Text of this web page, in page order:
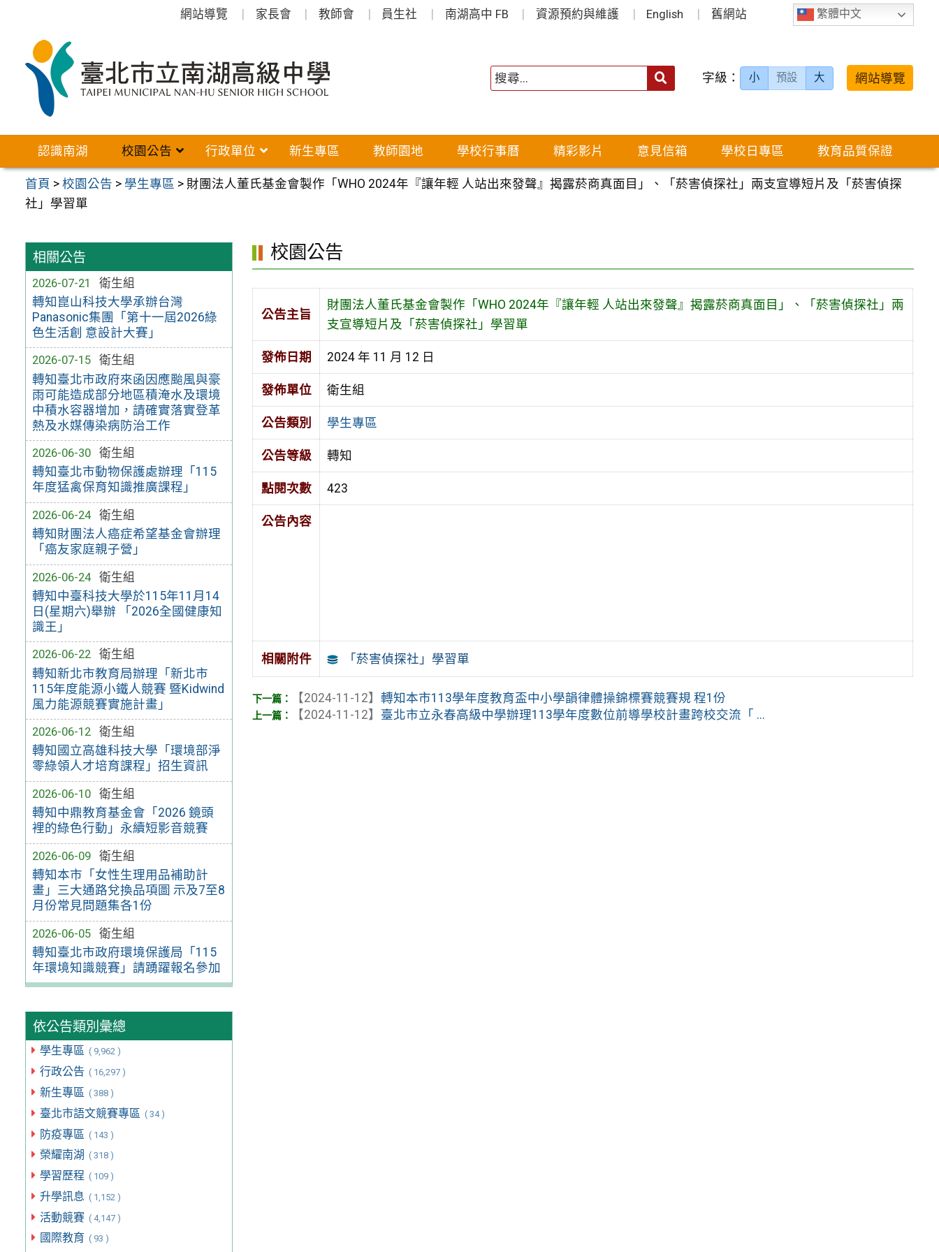
繁體中文
網站導覽 家長會 教師會 員生社 南湖高中 FB 資源預約與維護 English 舊網站
字級： 小 預設 大 網站導覽
認識南湖 校園公告 行政單位 新生專區 教師園地 學校行事曆 精彩影片 意見信箱 學校日專區 教育品質保證
首頁 >校園公告 > 學生專區 > 財團法人董氏基金會製作「WHO 2024年『讓年輕 人站出來發聲』揭露菸商真面目」、「菸害偵探社」兩支宣導短片及「菸害偵探
社」學習單
相關公告
2026-07-21
衛生組
轉知崑山科技大學承辦台灣
Panasonic集團「第十一屆2026綠
色生活創 意設計大賽」
2026-07-15
衛生組
轉知臺北市政府來函因應颱風與豪
雨可能造成部分地區積淹水及環境
中積水容器增加，請確實落實登革
熱及水媒傳染病防治工作
2026-06-30
衛生組
轉知臺北市動物保護處辦理「115
年度猛禽保育知識推廣課程」
2026-06-24
衛生組
轉知財團法人癌症希望基金會辦理
「癌友家庭親子營」
2026-06-24
衛生組
轉知中臺科技大學於115年11月14
日(星期六)舉辦 「2026全國健康知
識王」
2026-06-22
衛生組
轉知新北市教育局辦理「新北市
115年度能源小鐵人競賽 暨Kidwind
風力能源競賽實施計畫」
2026-06-12
衛生組
轉知國立高雄科技大學「環境部淨
零綠領人才培育課程」招生資訊
2026-06-10
衛生組
轉知中鼎教育基金會「2026 鏡頭
裡的綠色行動」永續短影音競賽
2026-06-09
衛生組
轉知本市「女性生理用品補助計
畫」三大通路兌換品項圖 示及7至8
月份常見問題集各1份
2026-06-05
衛生組
轉知臺北市政府環境保護局「115
年環境知識競賽」請踴躍報名參加
依公告類別彙總
學生專區 ( 9,962 )
行政公告 ( 16,297 )
新生專區 ( 388 )
臺北市語文競賽專區 ( 34 )
防疫專區 ( 143 )
榮耀南湖 ( 318 )
學習歷程 ( 109 )
升學訊息 ( 1,152 )
活動競賽 ( 4,147 )
國際教育 ( 93 )
校園公告
公告主旨
財團法人董氏基金會製作「WHO 2024年『讓年輕 人站出來發聲』揭露菸商真面目」、「菸害偵探社」兩
支宣導短片及「菸害偵探社」學習單
發佈日期 2024 年 11 月 12 日
發佈單位 衛生組
公告類別 學生專區
公告等級 轉知
點閱次數 423
公告內容
相關附件 「菸害偵探社」學習單
【2024-11-12】轉知本市113學年度教育盃中小學韻律體操錦標賽競賽規 程1份
【2024-11-12】 臺北市立永春高級中學辦理113學年度數位前導學校計畫跨校交流「 ...